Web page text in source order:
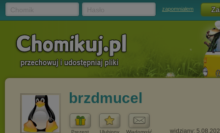
zapomniałem
brzdmucel
Prezent Ulubiony Wiadomość widziany: